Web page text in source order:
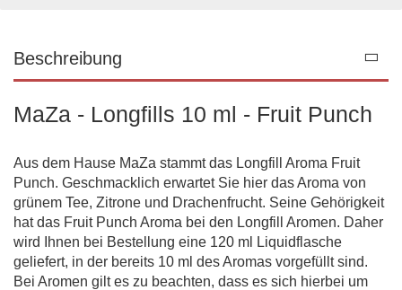
Beschreibung
MaZa - Longfills 10 ml - Fruit Punch
Aus dem Hause MaZa stammt das Longfill Aroma Fruit
Punch. Geschmacklich erwartet Sie hier das Aroma von
grünem Tee, Zitrone und Drachenfrucht. Seine Gehörigkeit
hat das Fruit Punch Aroma bei den Longfill Aromen. Daher
wird Ihnen bei Bestellung eine 120 ml Liquidflasche
geliefert, in der bereits 10 ml des Aromas vorgefüllt sind.
Bei Aromen gilt es zu beachten, dass es sich hierbei um